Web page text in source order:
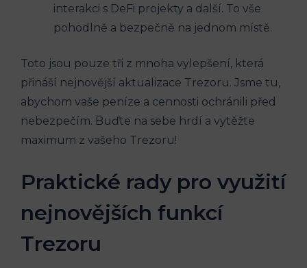
interakci s DeFi projekty a další. To vše
pohodlně a bezpečně na jednom místě.
Toto jsou pouze tři z mnoha vylepšení, která
přináší nejnovější aktualizace Trezoru. Jsme tu,
abychom vaše peníze a cennosti ochránili před
nebezpečím. Buďte na sebe hrdí a vytěžte
maximum z vašeho Trezoru!
Praktické rady pro využití
nejnovějších funkcí
Trezoru